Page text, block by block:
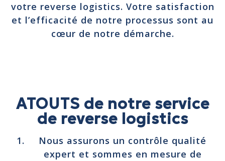
votre reverse logistics. Votre satisfaction
et l’efficacité de notre processus sont au
cœur de notre démarche.
ATOUTS de notre service
de reverse logistics
Nous assurons un contrôle qualité
expert et sommes en mesure de